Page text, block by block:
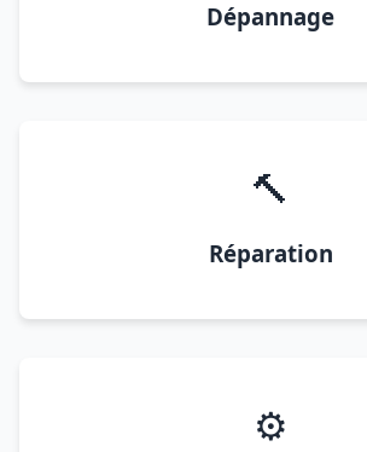
Dépannage
🔨
Réparation
⚙️